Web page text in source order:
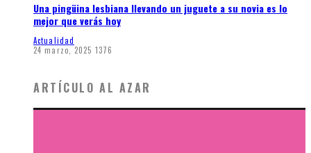
Una pingüina lesbiana llevando un juguete a su novia es lo
mejor que verás hoy
Actualidad
24 marzo, 2025 1376
ARTÍCULO AL AZAR